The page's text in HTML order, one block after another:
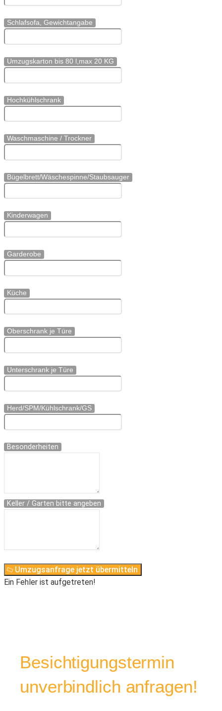
Schlafsofa, Gewichtangabe
Umzugskarton bis 80 l,max 20 KG
Hochkühlschrank
Waschmaschine / Trockner
Bügelbrett/Wäschespinne/Staubsauger
Kinderwagen
Garderobe
Küche
Oberschrank je Türe
Unterschrank je Türe
Herd/SPM/Kühlschrank/GS
Besonderheiten
Keller / Garten bitte angeben
Umzugsanfrage jetzt übermitteln
Ein Fehler ist aufgetreten!
Besichtigungstermin
unverbindlich anfragen!